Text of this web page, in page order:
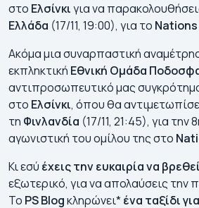
στο Ελσίνκιγια να
Ελλάδα (17/11, 19:00), για το
Ακόμα μια συναρπαστική
εκπληκτική Εθνική Ομάδα
αντιπροσωπευτικό μας
στο Ελσίνκι, όπου θα
τη Φινλανδία (17/11, 21:45), για την
αγωνιστική του ομίλου της στο
Κι εσύ έχειςτηνευκαιρίανα
εξωτερικό, για να απολαύσεις την
Το PS Blogκληρώνει*ένα ταξίδιγια